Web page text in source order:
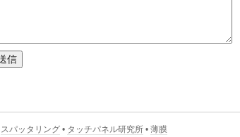
スパッタリング • タッチパネル研究所 • 薄膜